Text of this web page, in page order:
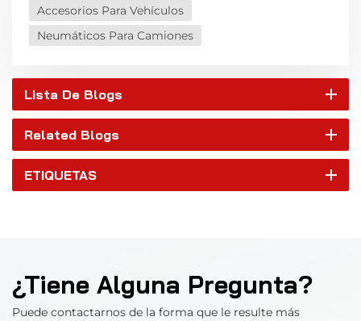
Accesorios Para Vehículos
Neumáticos Para Camiones
Lista De Blogs
Related Blogs
ETIQUETAS
¿Tiene Alguna Pregunta?
Puede contactarnos de la forma que le resulte más